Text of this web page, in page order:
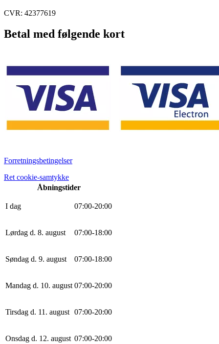
CVR: 42377619
Betal med følgende kort
Forretningsbetingelser
Ret cookie-samtykke
Åbningstider
I dag 07:00-20:00
Lørdag d. 8. august 07:00-18:00
Søndag d. 9. august 07:00-18:00
Mandag d. 10. august 07:00-20:00
Tirsdag d. 11. august 07:00-20:00
Onsdag d. 12. august 07:00-20:00